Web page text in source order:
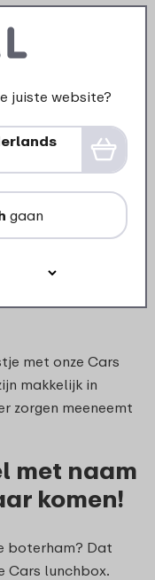
feestje bij
met onze Cars
makkelijk in
zorgen meeneemt
met naam
komen!
boterham? Dat
Cars lunchbox.
juiste website?
gaan